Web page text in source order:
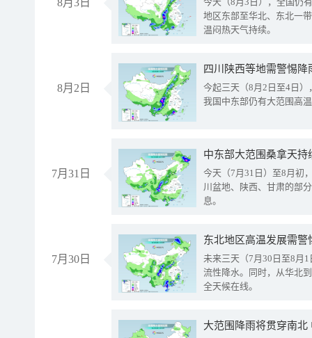
8月3日
地区东部至华北、东北一
温闷热天气持续。
8月2日
今起三天（8月2日至4日
我国中东部仍有大范围高
7月31日
中东部大范围桑拿天
今天（7月31日）至8月初
川盆地、陕西、甘肃的部
息。
7月30日
东北地区高温发展需
未来三天（7月30日至8月
流性降水。同时，从华北
全天候在线。
大范围降雨将贯穿南